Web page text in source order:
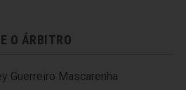
O ÁRBITRO
Guerreiro Mascarenha